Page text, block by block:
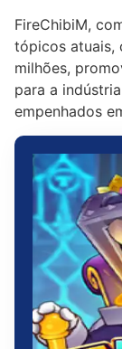
FireChibiM,
tópicos atuais,
milhões,
para a
empenhados